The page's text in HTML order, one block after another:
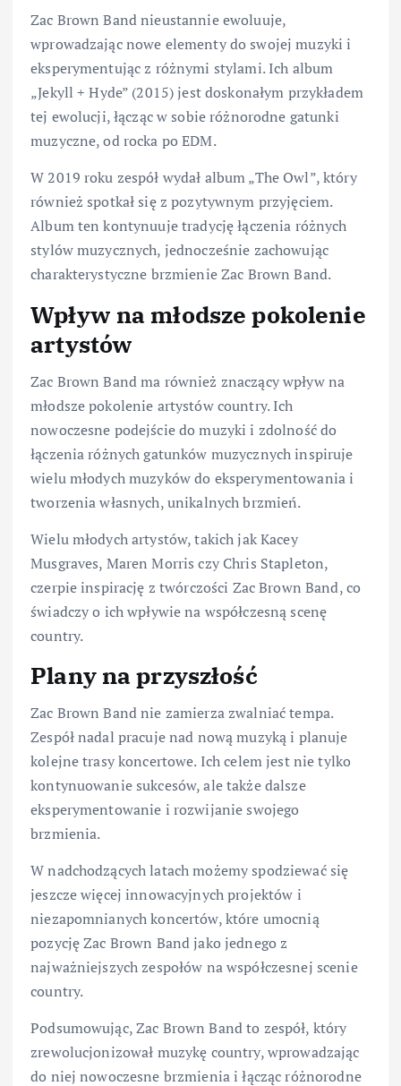
Zac Brown Band nieustannie ewoluuje,
wprowadzając nowe elementy do swojej muzyki i
eksperymentując z różnymi stylami. Ich album
„Jekyll + Hyde” (2015) jest doskonałym przykładem
tej ewolucji, łącząc w sobie różnorodne gatunki
muzyczne, od rocka po EDM.
W 2019 roku zespół wydał album „The Owl”, który
również spotkał się z pozytywnym przyjęciem.
Album ten kontynuuje tradycję łączenia różnych
stylów muzycznych, jednocześnie zachowując
charakterystyczne brzmienie Zac Brown Band.
Wpływ na młodsze pokolenie
artystów
Zac Brown Band ma również znaczący wpływ na
młodsze pokolenie artystów country. Ich
nowoczesne podejście do muzyki i zdolność do
łączenia różnych gatunków muzycznych inspiruje
wielu młodych muzyków do eksperymentowania i
tworzenia własnych, unikalnych brzmień.
Wielu młodych artystów, takich jak Kacey
Musgraves, Maren Morris czy Chris Stapleton,
czerpie inspirację z twórczości Zac Brown Band, co
świadczy o ich wpływie na współczesną scenę
country.
Plany na przyszłość
Zac Brown Band nie zamierza zwalniać tempa.
Zespół nadal pracuje nad nową muzyką i planuje
kolejne trasy koncertowe. Ich celem jest nie tylko
kontynuowanie sukcesów, ale także dalsze
eksperymentowanie i rozwijanie swojego
brzmienia.
W nadchodzących latach możemy spodziewać się
jeszcze więcej innowacyjnych projektów i
niezapomnianych koncertów, które umocnią
pozycję Zac Brown Band jako jednego z
najważniejszych zespołów na współczesnej scenie
country.
Podsumowując, Zac Brown Band to zespół, który
zrewolucjonizował muzykę country, wprowadzając
do niej nowoczesne brzmienia i łącząc różnorodne